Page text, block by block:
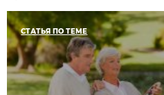
СТАТЬЯ ПО ТЕМЕ